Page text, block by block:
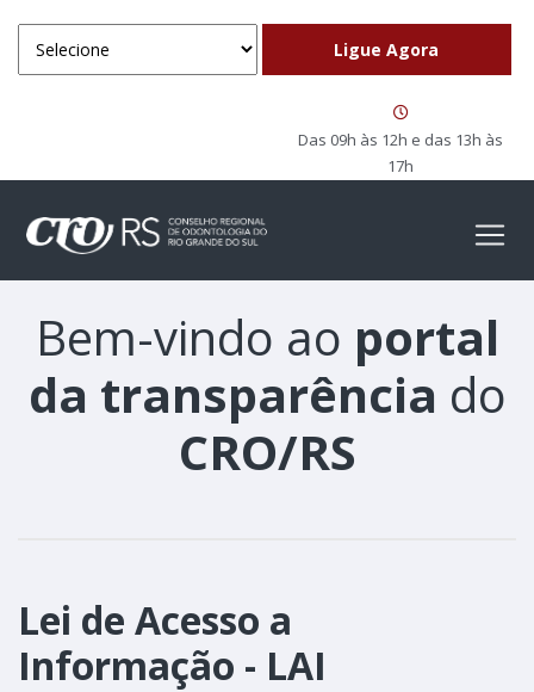
Das 09h às 12h e das 13h às
17h
Bem-vindo ao portal
da transparência do
CRO/RS
Lei de Acesso a
Informação - LAI